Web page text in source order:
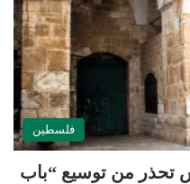
فلسطين
تحذر من توسيع “باب